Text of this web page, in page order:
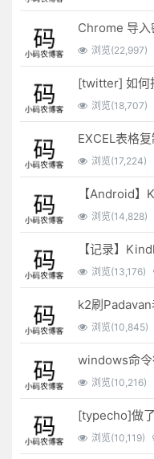
Chrome 导入
浏览(22,997)
[twitter] 如何
浏览(18,707)
浏览(17,224)
【Android】
浏览(14,828)
【记录】
浏览(13,176)
浏览(10,845)
windows命令
浏览(10,216)
[typecho]做
浏览(10,119)